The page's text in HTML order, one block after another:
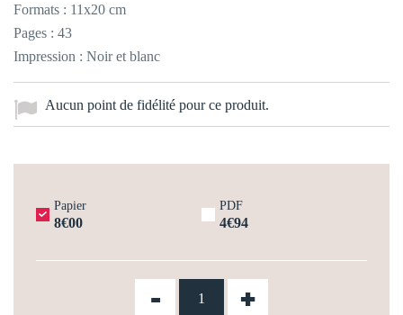
Formats : 11x20 cm
Pages : 43
Impression : Noir et blanc
Aucun point de fidélité pour ce produit.
Papier
8€00
PDF
4€94
- +